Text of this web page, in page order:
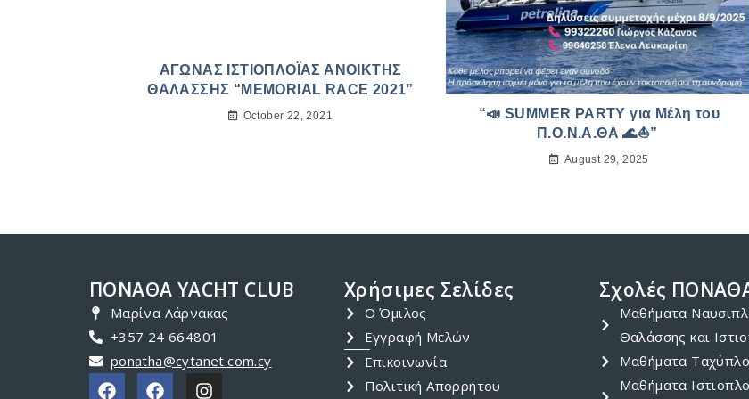
ΑΓΩΝΑΣ ΙΣΤΙΟΠΛΟΪΑΣ ΑΝΟΙΚΤΗΣ
ΘΑΛΑΣΣΗΣ “MEMORIAL RACE 2021”
October 22, 2021
“📣 SUMMER PARTY για Μέλη του
Π.Ο.Ν.Α.ΘΑ 🌊⛵”
August 29, 2025
ΠΟΝΑΘΑ YACHT CLUB
Μαρίνα Λάρνακας
+357 24 664801
ponatha@cytanet.com.cy
Χρήσιμες Σελίδες
Ο Όμιλος
Εγγραφή Μελών
Επικοινωνία
Πολιτική Απορρήτου
Σχολές
Μαθήματα
Θαλάσσης και
Μαθήματα
Μαθήματα